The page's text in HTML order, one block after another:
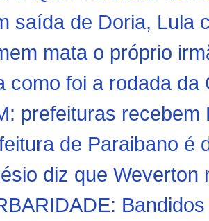
saída de Doria, Lula
mata o próprio
como foi a rodada
prefeituras
de Paraibano é
diz que Weverton